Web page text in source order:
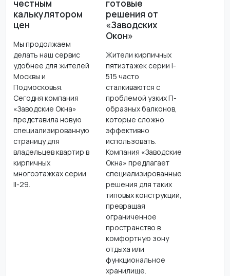
честным
калькулятором
цен
Мы продолжаем
делать наш сервис
удобнее для жителей
Москвы и
Подмосковья.
Сегодня компания
«Заводские Окна»
представила новую
специализированную
страницу для
владельцев квартир в
кирпичных
многоэтажках серии
II-29.
готовые
решения от
«Заводских
Окон»
Жители кирпичных
пятиэтажек серии I-
515 часто
сталкиваются с
проблемой узких П-
образных балконов,
которые сложно
эффективно
использовать.
Компания «Заводские
Окна» предлагает
специализированные
решения для таких
типовых конструкций,
превращая
ограниченное
пространство в
комфортную зону
отдыха или
функциональное
хранилище.